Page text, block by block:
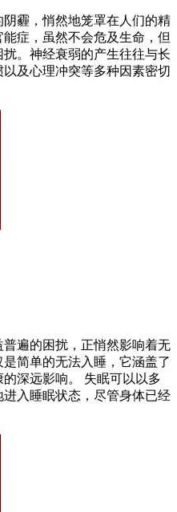
霾，悄然地笼罩在人们的精
症，虽然不会危及生命，但
。神经衰弱的产生往往与长
及心理冲突等多种因素密切
遍的困扰，正悄然影响着无
简单的无法入睡，它涵盖了
深远影响。 失眠可以以多
入睡眠状态，尽管身体已经